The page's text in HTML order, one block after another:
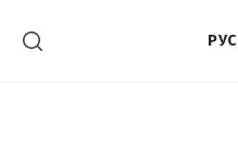
РУС